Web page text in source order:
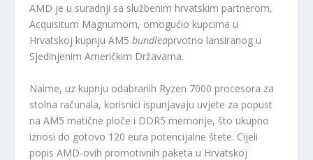
AMD je u suradnji sa službenim hrvatskim partnerom,
Acquisitum Magnumom, omogućio kupcima u
Hrvatskoj kupnju AM5bundleaprvotno lansiranog u
Sjedinjenim Američkim Državama.
Naime, uz kupnju odabranih Ryzen 7000 procesora za
stolna računala, korisnici ispunjavaju uvjete za popust
na AM5 matične ploče i DDR5 memorije, što ukupno
iznosi do gotovo 120 eura potencijalne štete. Cijeli
popis AMD-ovih promotivnih paketa u Hrvatskoj